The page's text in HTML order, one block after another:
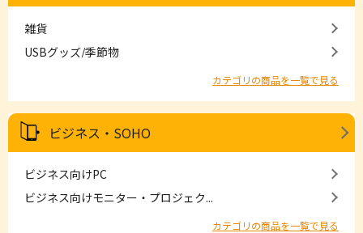
雑貨
USBグッズ/季節物
カテゴリの商品を一覧で見る
ビジネス・SOHO
ビジネス向けPC
ビジネス向けモニター・プロジェク...
カテゴリの商品を一覧で見る